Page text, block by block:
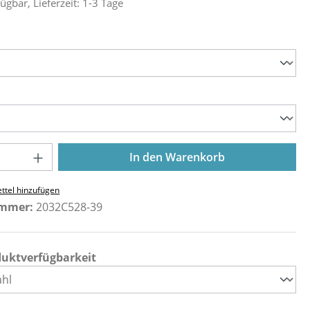
Anzahl: Gib den gewünschten Wert
In den Warenkorb
hinzufügen
2032C528-39